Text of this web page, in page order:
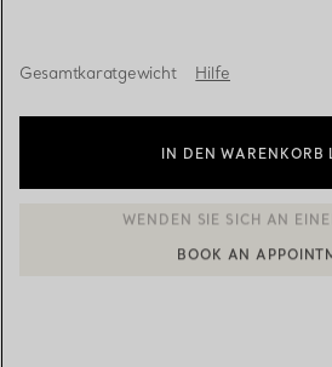
Gesamtkaratgewicht Hilfe
IN DEN WARENKORB
EINEN KUNDENBERATER